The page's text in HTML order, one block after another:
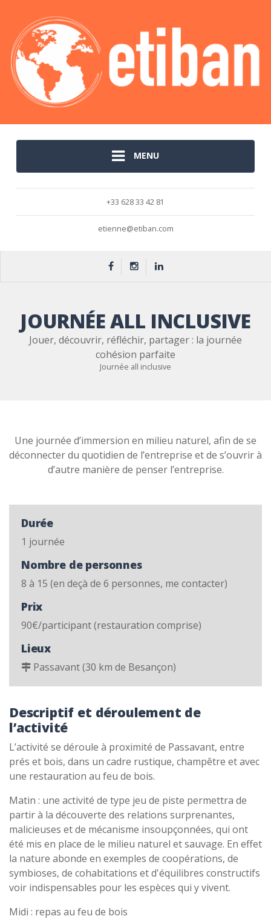
MENU
+33 628 33 42 81
etienne@etiban.com
JOURNÉE ALL INCLUSIVE
Jouer, découvrir, réfléchir, partager : la journée
cohésion parfaite
Journée all inclusive
Une journée d’immersion en milieu naturel, afin de se
déconnecter du quotidien de l’entreprise et de s’ouvrir à
d’autre manière de penser l’entreprise.
Durée
1 journée
Nombre de personnes
8 à 15 (en deçà de 6 personnes, me contacter)
Prix
90€/participant (restauration comprise)
Lieux
Passavant (30 km de Besançon)
Descriptif et déroulement de
l’activité
L’activité se déroule à proximité de Passavant, entre
prés et bois, dans un cadre rustique, champêtre et avec
une restauration au feu de bois.
Matin : une activité de type jeu de piste permettra de
partir à la découverte des relations surprenantes,
malicieuses et de mécanisme insoupçonnées, qui ont
été mis en place de le milieu naturel et sauvage. En effet
la nature abonde en exemples de coopérations, de
symbioses, de cohabitations et d'équilibres constructifs
voir indispensables pour les espèces qui y vivent.
Midi : repas au feu de bois